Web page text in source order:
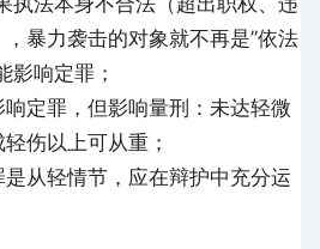
暴力袭击的对象就不再是”依法
影响定罪；
定罪，但影响量刑：未达轻微
伤以上可从重；
从轻情节，应在辩护中充分运